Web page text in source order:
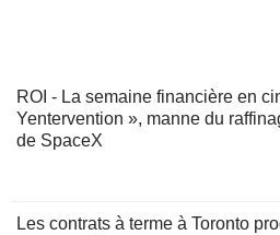
ROI - La semaine financière en
Yentervention », manne du
de SpaceX
Les contrats à terme à Toronto